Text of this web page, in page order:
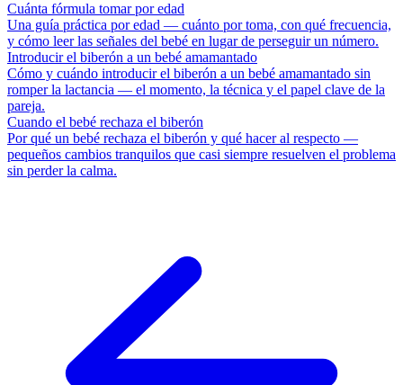
Cuánta fórmula tomar por edad
Una guía práctica por edad — cuánto por toma, con qué frecuencia,
y cómo leer las señales del bebé en lugar de perseguir un número.
Introducir el biberón a un bebé amamantado
Cómo y cuándo introducir el biberón a un bebé amamantado sin
romper la lactancia — el momento, la técnica y el papel clave de la
pareja.
Cuando el bebé rechaza el biberón
Por qué un bebé rechaza el biberón y qué hacer al respecto —
pequeños cambios tranquilos que casi siempre resuelven el problema
sin perder la calma.